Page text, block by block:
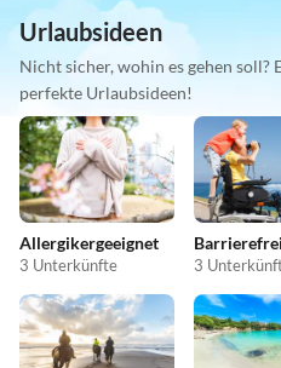
Urlaubsideen
Nicht sicher, wohin es gehen soll?
perfekte Urlaubsideen!
Allergikergeeignet
3 Unterkünfte
Barrierefrei
3